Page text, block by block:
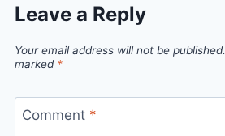
Leave a Reply
Your email address will not be published.
marked *
Comment *